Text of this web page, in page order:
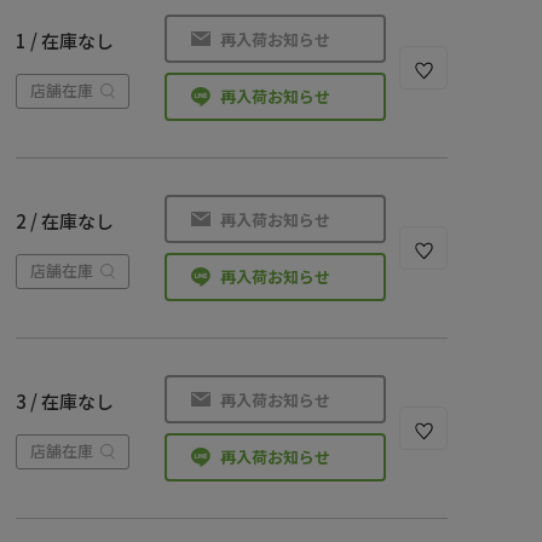
1 / 在庫なし
店舗在庫
再入荷お知らせ
再入荷お知らせ
2 / 在庫なし
店舗在庫
再入荷お知らせ
再入荷お知らせ
3 / 在庫なし
店舗在庫
再入荷お知らせ
再入荷お知らせ